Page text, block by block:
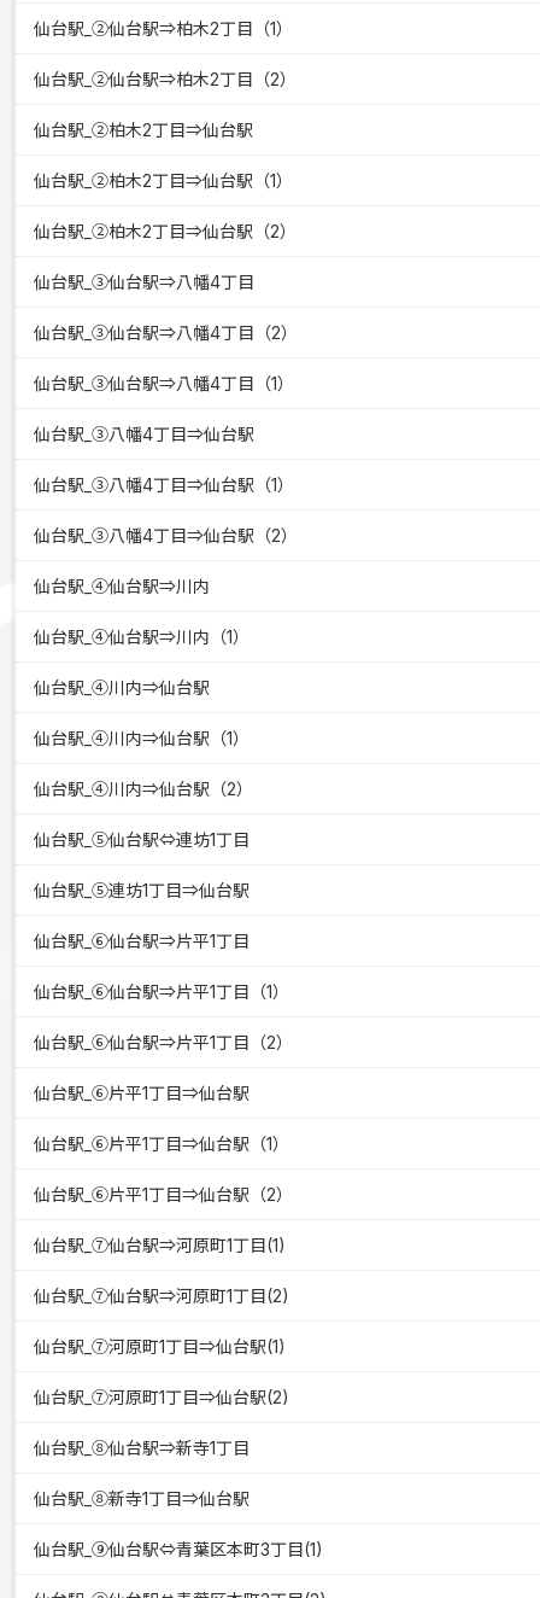
仙台駅_②仙台駅⇒柏木2丁目（1）
仙台駅_②仙台駅⇒柏木2丁目（2）
仙台駅_②柏木2丁目⇒仙台駅
仙台駅_②柏木2丁目⇒仙台駅（1）
仙台駅_②柏木2丁目⇒仙台駅（2）
仙台駅_③仙台駅⇒八幡4丁目
仙台駅_③仙台駅⇒八幡4丁目（2）
仙台駅_③仙台駅⇒八幡4丁目（1）
仙台駅_③八幡4丁目⇒仙台駅
仙台駅_③八幡4丁目⇒仙台駅（1）
仙台駅_③八幡4丁目⇒仙台駅（2）
仙台駅_④仙台駅⇒川内
仙台駅_④仙台駅⇒川内（1）
仙台駅_④川内⇒仙台駅
仙台駅_④川内⇒仙台駅（1）
仙台駅_④川内⇒仙台駅（2）
仙台駅_⑤仙台駅⇔連坊1丁目
仙台駅_⑤連坊1丁目⇒仙台駅
仙台駅_⑥仙台駅⇒片平1丁目
仙台駅_⑥仙台駅⇒片平1丁目（1）
仙台駅_⑥仙台駅⇒片平1丁目（2）
仙台駅_⑥片平1丁目⇒仙台駅
仙台駅_⑥片平1丁目⇒仙台駅（1）
仙台駅_⑥片平1丁目⇒仙台駅（2）
仙台駅_⑦仙台駅⇒河原町1丁目(1)
仙台駅_⑦仙台駅⇒河原町1丁目(2)
仙台駅_⑦河原町1丁目⇒仙台駅(1)
仙台駅_⑦河原町1丁目⇒仙台駅(2)
仙台駅_⑧仙台駅⇒新寺1丁目
仙台駅_⑧新寺1丁目⇒仙台駅
仙台駅_⑨仙台駅⇔青葉区本町3丁目(1)